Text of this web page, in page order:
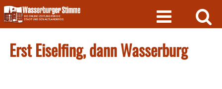
Skip
to
content
Erst Eiselfing, dann Wasserburg